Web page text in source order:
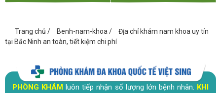
Trang chủ / Benh-nam-khoa /
Địa chỉ khám nam khoa uy tín
tại Bắc Ninh an toàn, tiết kiệm chi phí
PHÒNG KHÁM luôn tiếp nhận số lượng lớn bệnh nhân. KHI